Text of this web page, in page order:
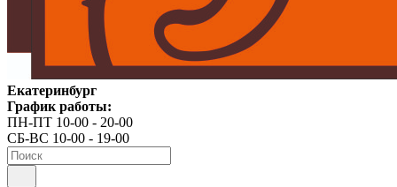
Екатеринбург
График работы:
ПН-ПТ 10-00 - 20-00
СБ-ВС 10-00 - 19-00